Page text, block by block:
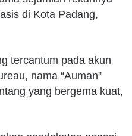
di Kota Padang,
tercantum pada akun
nama “Auman”
yang bergema kuat,